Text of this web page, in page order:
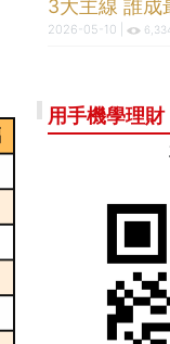
3大主線 誰成
2026-05-10 |
用手機學理財